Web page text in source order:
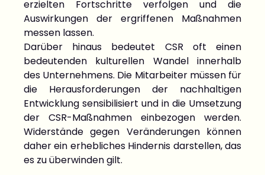
erzielten Fortschritte verfolgen und die
Auswirkungen der ergriffenen Maßnahmen
messen lassen.
Darüber hinaus bedeutet CSR oft einen
bedeutenden kulturellen Wandel innerhalb
des Unternehmens. Die Mitarbeiter müssen für
die Herausforderungen der nachhaltigen
Entwicklung sensibilisiert und in die Umsetzung
der CSR-Maßnahmen einbezogen werden.
Widerstände gegen Veränderungen können
daher ein erhebliches Hindernis darstellen, das
es zu überwinden gilt.